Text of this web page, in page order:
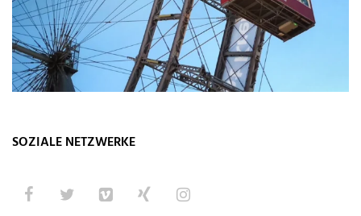
SOZIALE NETZWERKE